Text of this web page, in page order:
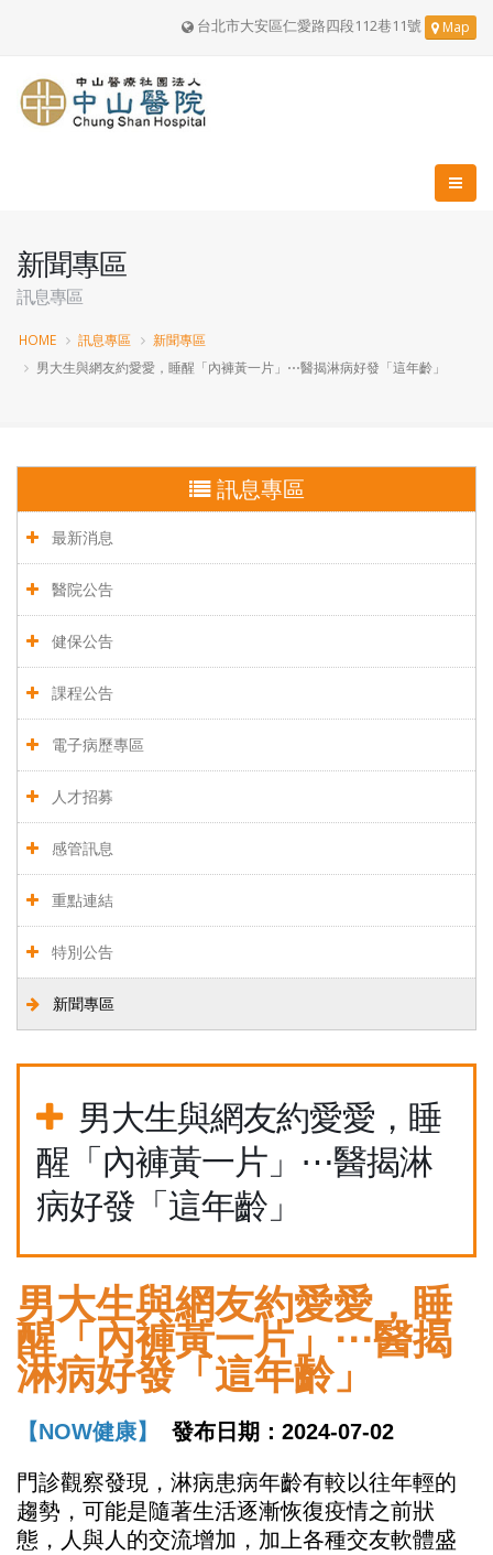
台北市大安區仁愛路四段112巷11號 Map
新聞專區
訊息專區
HOME 訊息專區
新聞專區
男大生與網友約愛愛，睡醒「內褲黃一片」⋯醫揭淋病好發「這年齡」
訊息專區
最新消息
醫院公告
健保公告
課程公告
電子病歷專區
人才招募
感管訊息
重點連結
特別公告
新聞專區
男大生與網友約愛愛，睡
醒「內褲黃一片」⋯醫揭淋
病好發「這年齡」
男大生與網友約愛愛，睡
醒「內褲黃一片」⋯醫揭
淋病好發「這年齡」
【NOW健康】 發布日期：2024-07-02
門診觀察發現， 淋病患病年齡有較以往年輕的
趨勢，可能是隨著生活逐漸恢復疫情之前狀
態，人與人的交流增加，加上各種交友軟體盛